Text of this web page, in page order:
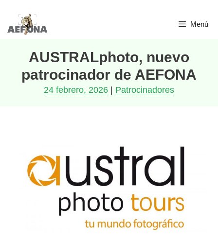
Saltar
Menú
AUSTRALphoto, nuevo
patrocinador de AEFONA
24 febrero, 2026 Patrocinadores